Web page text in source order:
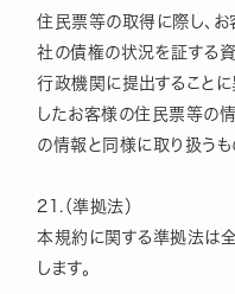
住民票等の取得に際し、
社の債権の状況を証する
行政機関に提出することに
したお客様の住民票等の
の情報と同様に取り扱うも
21.（準拠法）
本規約に関する準拠法は
します。